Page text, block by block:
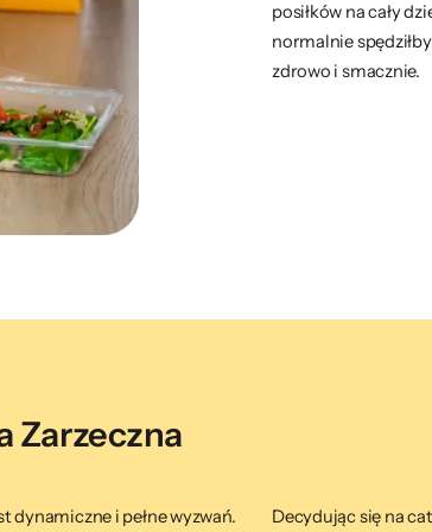
posiłków na cały
normalnie
zdrowo i smacznie.
Zarzeczna
dynamiczne i pełne wyzwań.
Decydując się na